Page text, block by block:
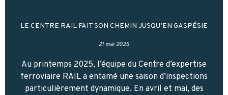
LE CENTRE RAIL FAIT SON CHEMIN JUSQU’EN GASPÉSIE
21 mai 2025
Au printemps 2025, l’équipe du Centre d’expertise
ferroviaire RAIL a entamé une saison d’inspections
particulièrement dynamique. En avril et mai, des